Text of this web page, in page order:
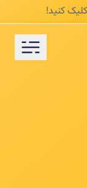
کلیک کنید!